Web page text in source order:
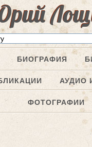
БИОГРАФИЯ
АУДИО
ФОТОГРАФИИ